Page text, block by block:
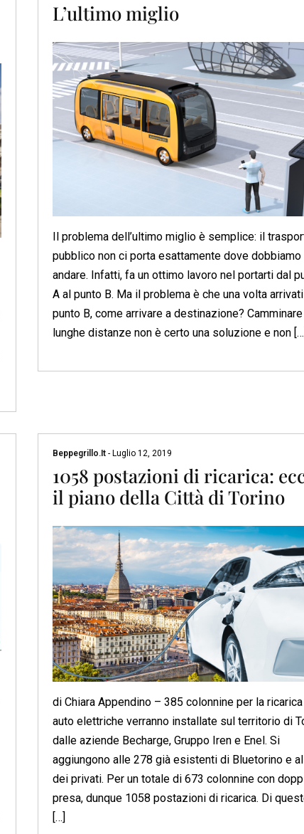
L’ultimo miglio
Il problema dell’ultimo miglio è semplice: il
pubblico non ci porta esattamente dove dobbiamo
andare. Infatti, fa un ottimo lavoro nel portarti dal
A al punto B. Ma il problema è che una volta arrivati
punto B, come arrivare a destinazione?
lunghe distanze non è certo una soluzione e non […]
Beppegrillo.it -Luglio 12, 2019
1058 postazioni di ricarica:
il piano della Città di Torino
di Chiara Appendino – 385 colonnine per la
auto elettriche verranno installate sul territorio di
dalle aziende Becharge, Gruppo Iren e Enel. Si
aggiungono alle 278 già esistenti di Bluetorino e
dei privati. Per un totale di 673 colonnine con
presa, dunque 1058 postazioni di ricarica. Di
[…]